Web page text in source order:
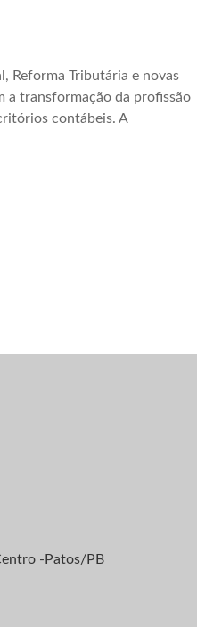
Reforma Tributária e novas
a transformação da profissão
contábeis. A
-Patos/PB